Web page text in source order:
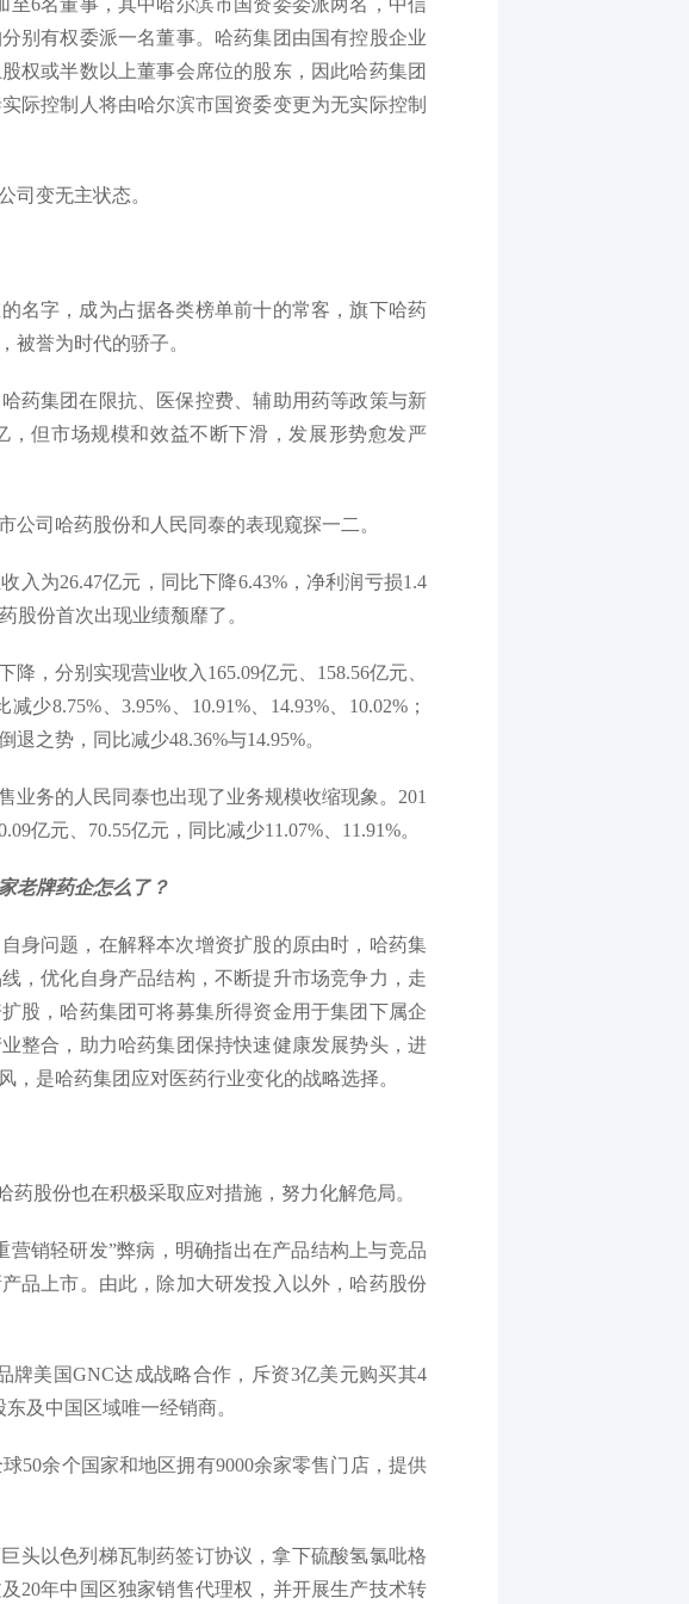
6名董事，其中哈尔滨市国资委委派两名，中信
别有权委派一名董事。哈药集团由国有控股企业
权或半数以上董事会席位的股东，因此哈药集团
际控制人将由哈尔滨市国资委变更为无实际控制
司变无主状态。
名字，成为占据各类榜单前十的常客，旗下哈药
被誉为时代的骄子。
药集团在限抗、医保控费、辅助用药等政策与新
但市场规模和效益不断下滑，发展形势愈发严
公司哈药股份和人民同泰的表现窥探一二。
入为26.47亿元，同比下降6.43%，净利润亏损1.4
股份首次出现业绩颓靡了。
降，分别实现营业收入165.09亿元、158.56亿元、
少8.75%、3.95%、10.91%、14.93%、10.02%；
之势，同比减少48.36%与14.95%。
业务的人民同泰也出现了业务规模收缩现象。201
亿元、70.55亿元，同比减少11.07%、11.91%。
老牌药企怎么了？
身问题，在解释本次增资扩股的原由时，哈药集
，优化自身产品结构，不断提升市场竞争力，走
股，哈药集团可将募集所得资金用于集团下属企
整合，助力哈药集团保持快速健康发展势头，进
是哈药集团应对医药行业变化的战略选择。
药股份也在积极采取应对措施，努力化解危局。
销轻研发”弊病，明确指出在产品结构上与竞品
品上市。由此，除加大研发投入以外，哈药股份
牌美国GNC达成战略合作，斥资3亿美元购买其4
及中国区域唯一经销商。
50余个国家和地区拥有9000余家零售门店，提供
头以色列梯瓦制药签订协议，拿下硫酸氢氯吡格
20年中国区独家销售代理权，并开展生产技术转